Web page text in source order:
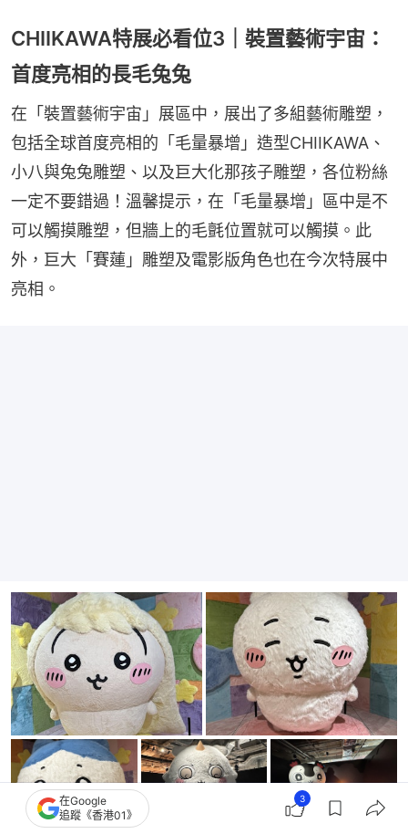
CHIIKAWA特展必看位3｜裝置藝術宇宙：
首度亮相的長毛兔兔
在「裝置藝術宇宙」展區中，展出了多組藝術雕塑，
包括全球首度亮相的「⽑量暴增」造型CHIIKAWA、
小⼋與兔兔雕塑、以及巨大化那孩子雕塑，各位粉絲
一定不要錯過！溫馨提示，在「毛量暴增」區中是不
可以觸摸雕塑，但牆上的毛氈位置就可以觸摸。此
外，巨大「賽蓮」雕塑及電影版角色也在今次特展中
亮相。
在Google
追蹤《香港01》
3